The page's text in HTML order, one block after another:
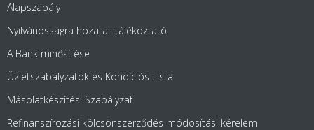
Alapszabály
Nyilvánosságra hozatali tájékoztató
A Bank minősítése
Üzletszabályzatok és Kondíciós Lista
Másolatkészítési Szabályzat
Refinanszírozási kölcsönszerződés-módosítási kérelem